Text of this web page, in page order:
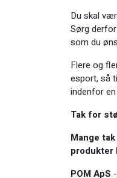
Du skal
Sørg
som du
Flere og
esport, så
indenfor
Tak for
Mange
produkter
POM ApS